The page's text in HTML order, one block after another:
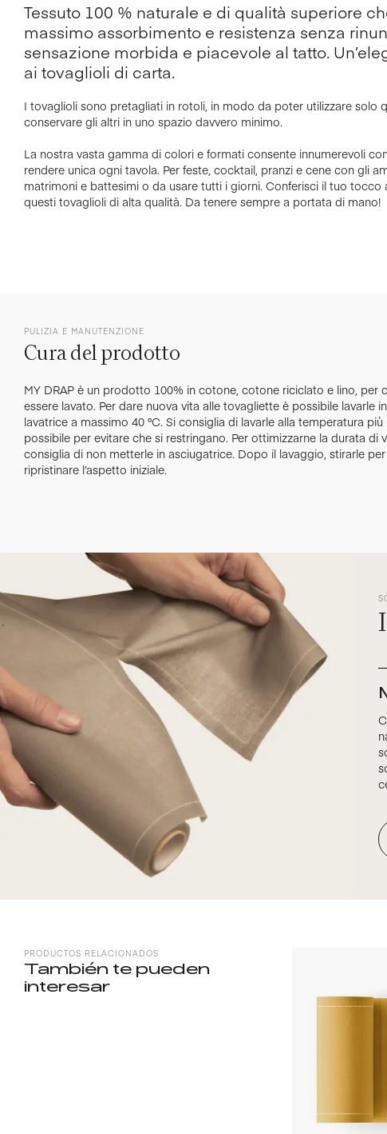
Tessuto 100 % naturale e di qualità superiore
massimo assorbimento e resistenza senza
sensazione morbida e piacevole al tatto.
ai tovaglioli di carta.
I tovaglioli sono pretagliati in rotoli, in modo da poter utilizzare solo
conservare gli altri in uno spazio davvero minimo.
La nostra vasta gamma di colori e formati consente innumerevoli
rendere unica ogni tavola. Per feste, cocktail, pranzi e cene con gli
matrimoni e battesimi o da usare tutti i giorni. Conferisci il tuo
questi tovaglioli di alta qualità. Da tenere sempre a portata di mano!
PULIZIA E MANUTENZIONE
Cura del prodotto
MY DRAP è un prodotto 100% in cotone, cotone riciclato e lino, per
essere lavato. Per dare nuova vita alle tovagliette è possibile lavarle in
lavatrice a massimo 40 °C. Si consiglia di lavarle alla temperatura più
possibile per evitare che si restringano. Per ottimizzarne la durata di
consiglia di non metterle in asciugatrice. Dopo il lavaggio, stirarle per
ripristinare l’aspetto iniziale.
PRODUCTOS RELACIONADOS
También te pueden
interesar